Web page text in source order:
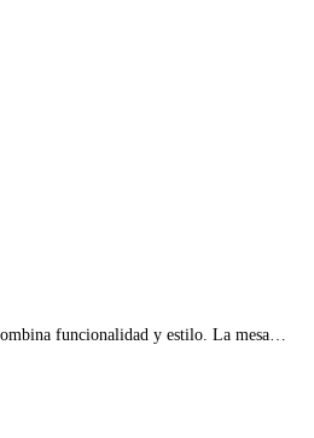
funcionalidad y estilo. La mesa…